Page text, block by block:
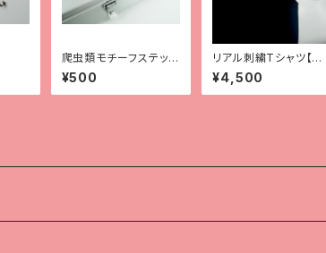
爬虫類モチーフステッカ
ー【全9種】
¥500
リアル刺繍Tシャツ【ク
レス】
¥4,500